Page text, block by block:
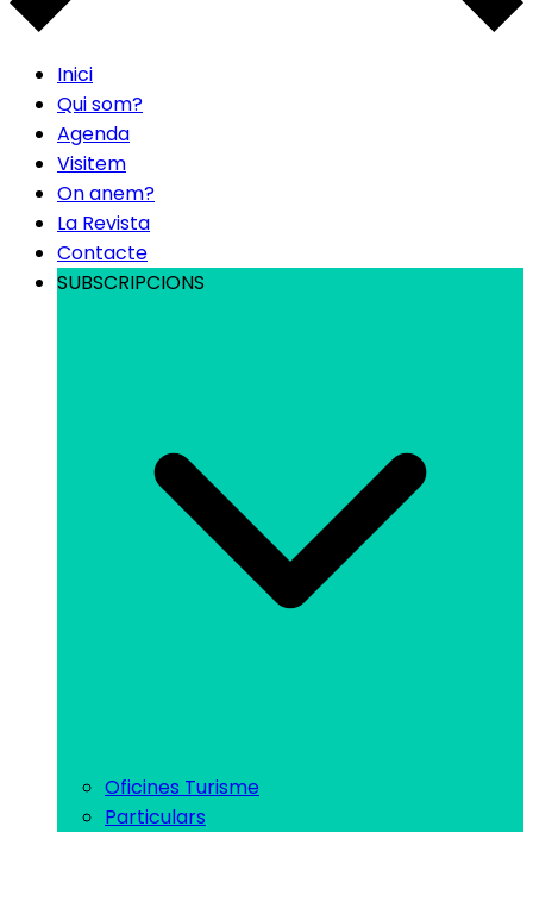
Inici
Qui som?
Agenda
Visitem
On anem?
La Revista
Contacte
SUBSCRIPCIONS
Oficines Turisme
Particulars